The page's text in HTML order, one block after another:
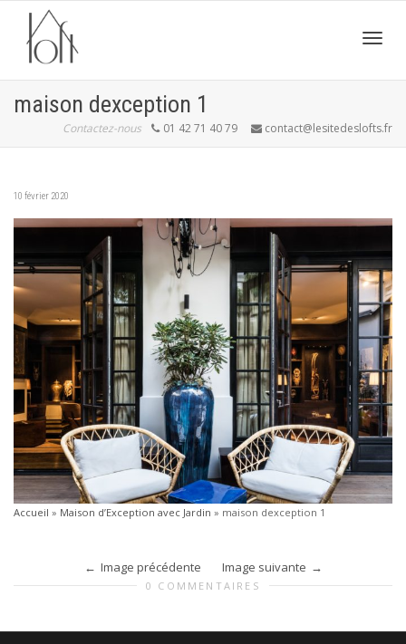
maison dexception 1
Contactez-nous 01 42 71 40 79 contact@lesitedeslofts.fr
10 février 2020
Accueil » Maison d’Exception avec Jardin » maison dexception 1
Image précédente Image suivante
0 COMMENTAIRES